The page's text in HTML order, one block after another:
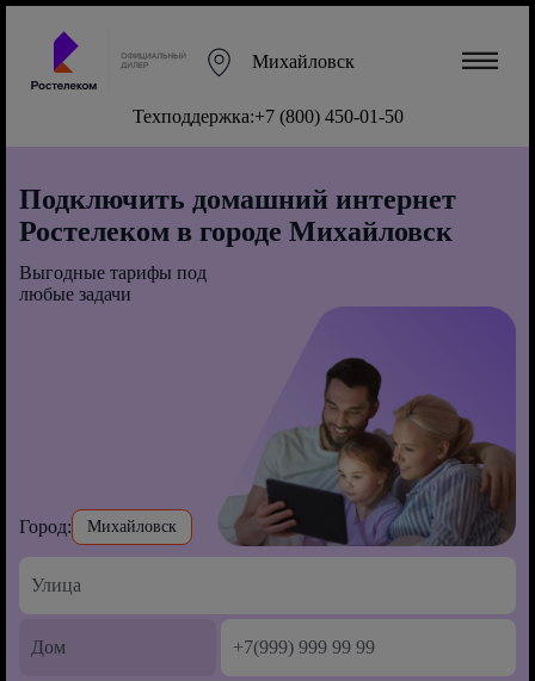
Михайловск
Техподдержка:+7 (800) 450-01-50
Подключить домашний интернет
Ростелеком в городе Михайловск
Выгодные тарифы под
любые задачи
Город: Михайловск